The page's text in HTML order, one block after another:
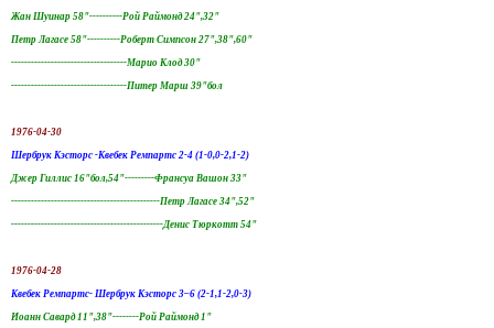
Жан Шуинар 58"----------Рой Раймонд 24",32"
Петр Лагасе 58"----------Роберт Симпсон 27",38",60"
-----------------------------------Марио Клод 30"
-----------------------------------Питер Марш 39"бол
1976-04-30
Шербрук Кэсторс -Квебек Ремпартс 2-4 (1-0,0-2,1-2)
Джер Гиллис 16"бол,54"---------Франсуа Вашон 33"
---------------------------------------------Петр Лагасе 34",52"
----------------------------------------------Денис Тюркотт 54"
1976-04-28
Квебек Ремпартс- Шербрук Кэсторс 3–6 (2-1,1-2,0-3)
Иоанн Савард 11",38"--------Рой Раймонд 1"